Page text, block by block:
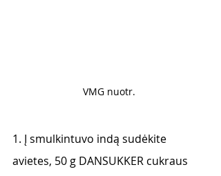
VMG nuotr.
1. Į smulkintuvo indą sudėkite
avietes, 50 g DANSUKKER cukraus